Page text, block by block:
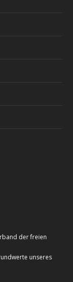
der freien
unseres